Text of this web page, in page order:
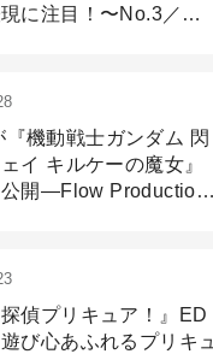
に注目！〜No.3／ア
機動戦士ガンダム 閃
イ キルケーの魔女』
公開―Flow Production
偵プリキュア！』ED
遊び心あふれるプリキュ